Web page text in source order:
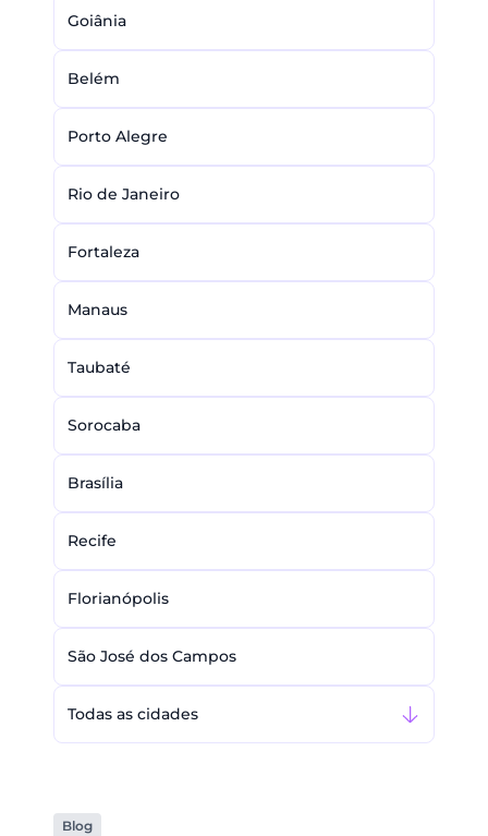
Goiânia
Belém
Porto Alegre
Rio de Janeiro
Fortaleza
Manaus
Taubaté
Sorocaba
Brasília
Recife
Florianópolis
São José dos Campos
Todas as cidades
Blog